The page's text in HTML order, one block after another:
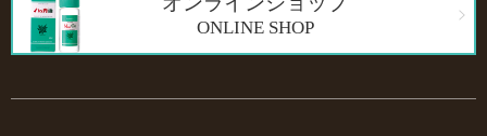
ONLINE SHOP